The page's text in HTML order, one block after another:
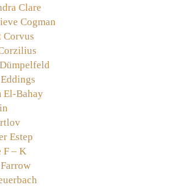
Clare
Cogman
Corvus
El-Bahay
Estep
F – K